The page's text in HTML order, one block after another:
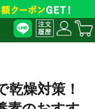
乾燥対策！